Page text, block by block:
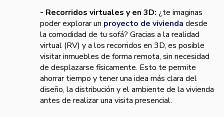
- Recorridos virtuales y en 3D: ¿te imaginas
poder explorar un proyecto de vivienda desde
la comodidad de tu sofá? Gracias a la realidad
virtual (RV) y a los recorridos en 3D, es posible
visitar inmuebles de forma remota, sin necesidad
de desplazarse físicamente. Esto te permite
ahorrar tiempo y tener una idea más clara del
diseño, la distribución y el ambiente de la vivienda
antes de realizar una visita presencial.